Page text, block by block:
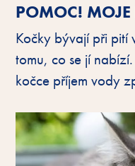
POMOC!
Kočky bývají při pití
tomu, co se jí
kočce příjem vody